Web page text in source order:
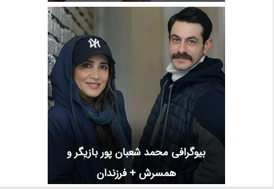
بیوگرافی محمد شعبان پور بازیگر و
همسرش + فرزندان